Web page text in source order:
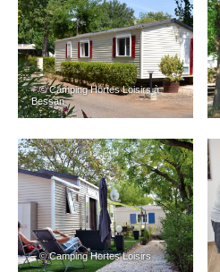
– © Camping Hortes Loisirs à
Bessan
– © Camping Hortes Loisirs